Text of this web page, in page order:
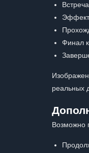
Финал
реальных
Возможно